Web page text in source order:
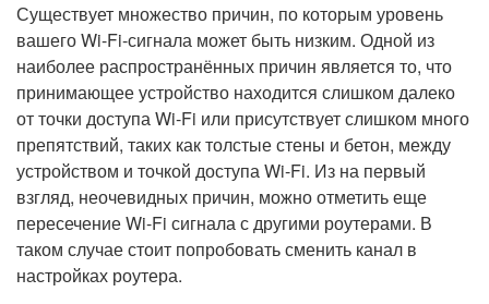
Существует множество причин, по которым уровень
вашего Wi-Fi-сигнала может быть низким. Одной из
наиболее распространённых причин является то, что
принимающее устройство находится слишком далеко
от точки доступа Wi-Fi или присутствует слишком много
препятствий, таких как толстые стены и бетон, между
устройством и точкой доступа Wi-Fi. Из на первый
взгляд, неочевидных причин, можно отметить еще
пересечение Wi-Fi сигнала с другими роутерами. В
таком случае стоит попробовать сменить канал в
настройках роутера.